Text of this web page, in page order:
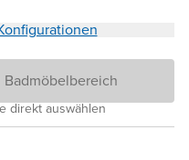
direkt auswählen